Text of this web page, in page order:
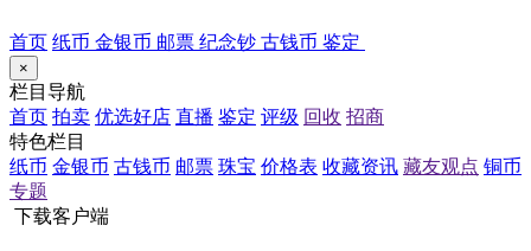
首页 纸币 金银币 邮票 纪念钞 古钱币 鉴定
×
栏目导航
首页 拍卖 优选好店 直播 鉴定 评级 回收 招商
特色栏目
纸币 金银币 古钱币 邮票 珠宝 价格表 收藏资讯 藏友观点 铜币
专题
下载客户端